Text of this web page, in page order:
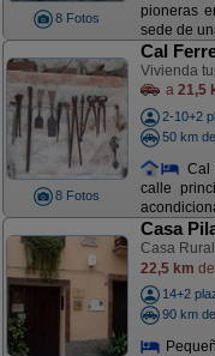
8 Fotos
pioneras
sede de
8 Fotos
Cal
Vivienda
a 21,5
2-10+2
50 km
Cal
calle
Casa
Casa
22,5 km
14+2
90 km